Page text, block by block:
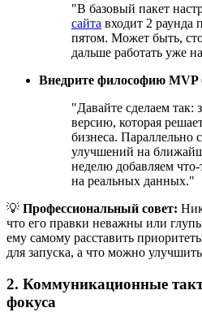
"В базовый пакет
сайта входит 2
пятом. Может быть,
дальше работать уже
Внедрите философию MVP
"Давайте сделаем так:
версию, которая
бизнеса. Параллельно
улучшений на
неделю добавляем
на реальных данных."
💡 Профессиональный совет:
что его правки неважны или
ему самому расставить
для запуска, а что можно
2. Коммуникационные
фокуса